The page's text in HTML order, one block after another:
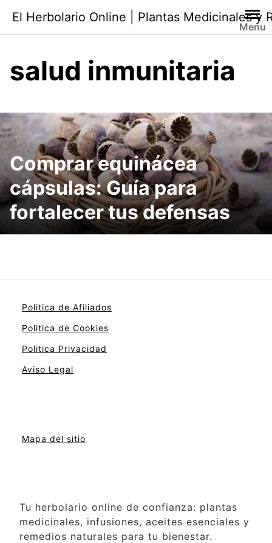
contenido
El Herbolario Online | Plantas Medicinales y
Menu
salud inmunitaria
Comprar equinácea
cápsulas: Guía para
fortalecer tus defensas
Politica de Afiliados
Politica de Cookies
Politica Privacidad
Aviso Legal
Mapa del sitio
Tu herbolario online de confianza: plantas
medicinales, infusiones, aceites esenciales y
remedios naturales para tu bienestar.